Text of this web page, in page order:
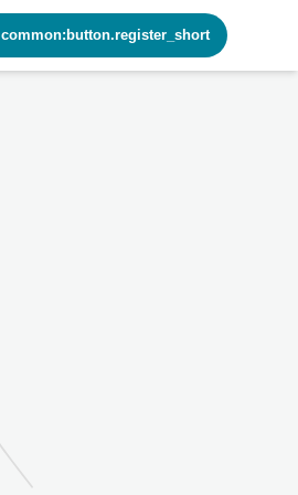
common:button.register_short